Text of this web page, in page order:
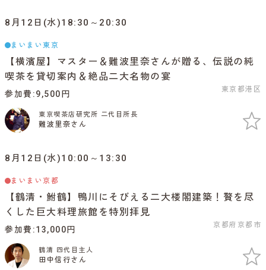
8月12日(水)18:30～20:30
まいまい東京
【横濱屋】マスター＆難波里奈さんが贈る、伝説の純
喫茶を貸切案内＆絶品二大名物の宴
東京都港区
参加費 9,500円
東京喫茶店研究所 二代目所長
難波里奈さん
8月12日(水)10:00～13:30
まいまい京都
【鶴清・鮒鶴】鴨川にそびえる二大楼閣建築！贅を尽
くした巨大料理旅館を特別拝見
京都府京都市
参加費 13,000円
鶴清 四代目主人
田中信行さん